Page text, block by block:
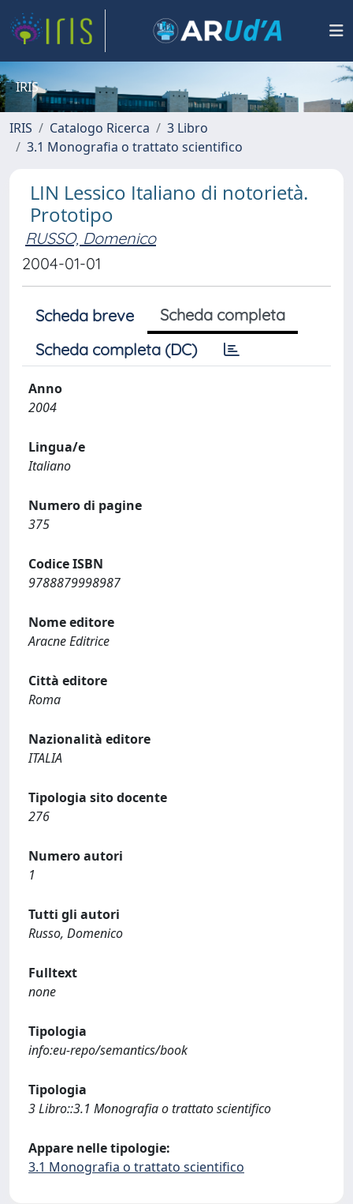
IRIS
IRIS Catalogo Ricerca
3 Libro
3.1 Monografia o trattato scientifico
LIN Lessico Italiano di notorietà.
Prototipo
RUSSO, Domenico
2004-01-01
Scheda breve
Scheda completa
Scheda completa (DC)
Anno
2004
Lingua/e
Italiano
Numero di pagine
375
Codice ISBN
9788879998987
Nome editore
Aracne Editrice
Città editore
Roma
Nazionalità editore
ITALIA
Tipologia sito docente
276
Numero autori
1
Tutti gli autori
Russo, Domenico
Fulltext
none
Tipologia
info:eu-repo/semantics/book
Tipologia
3 Libro::3.1 Monografia o trattato scientifico
Appare nelle tipologie:
3.1 Monografia o trattato scientifico